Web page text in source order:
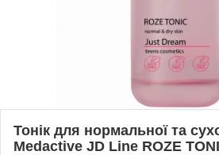
Тонік для нормальної та
Medactive JD Line ROZE